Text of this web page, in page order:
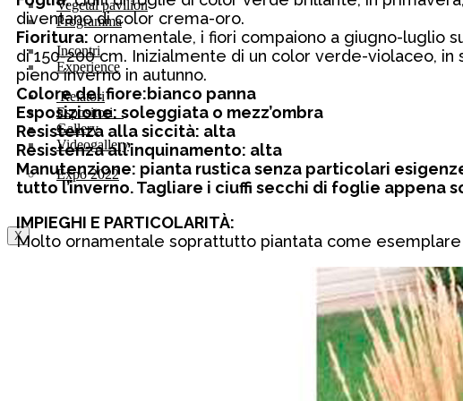
Vegetal pavilion
Programma
Incontri
Experience
Relatori
Espositori
Gallery
Videogallery
Expo 2022
X
diventano di color crema-oro.
Fioritura: ornamentale, i fiori compaiono a giugno-luglio
di 150-200 cm. Inizialmente di un color verde-violaceo,
pieno inverno in autunno.
Colore del fiore:bianco panna
Esposizione: soleggiata o mezz’ombra
Resistenza alla siccità: alta
Resistenza all’inquinamento: alta
Manutenzione: pianta rustica senza particolari
tutto l’inverno. Tagliare i ciuffi secchi di foglie appena
IMPIEGHI E PARTICOLARITÀ:
Molto ornamentale soprattutto piantata come esemplare